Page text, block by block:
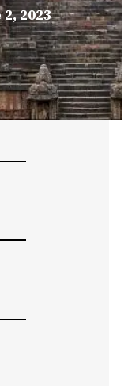
2, 2023